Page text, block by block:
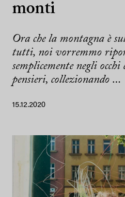
monti
Ora che la montagna è
tutti, noi vorremmo
semplicemente negli occhi
pensieri, collezionando ...
15.12.2020